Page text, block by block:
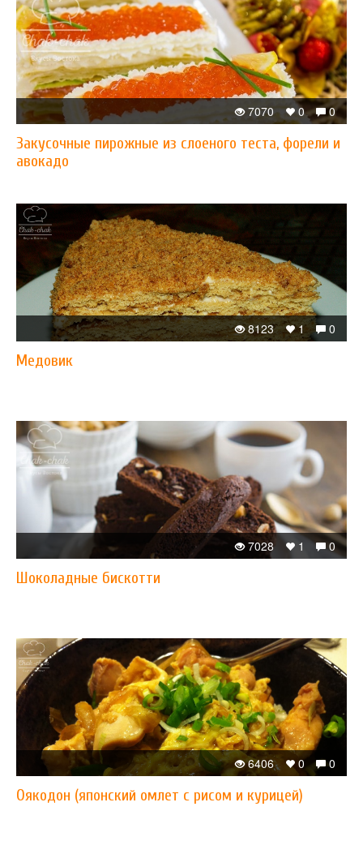
0
0
7070
Закусочные пирожные из слоеного теста, форели и
авокадо
0
1
8123
Медовик
0
1
7028
Шоколадные бискотти
0
0
6406
Оякодон (японский омлет с рисом и курицей)